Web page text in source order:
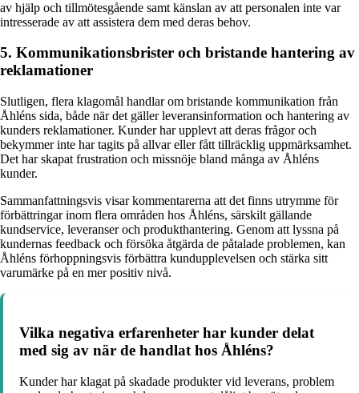
av hjälp och tillmötesgående samt känslan av att personalen inte var
intresserade av att assistera dem med deras behov.
5. Kommunikationsbrister och bristande hantering av
reklamationer
Slutligen, flera klagomål handlar om bristande kommunikation från
Åhléns sida, både när det gäller leveransinformation och hantering av
kunders reklamationer. Kunder har upplevt att deras frågor och
bekymmer inte har tagits på allvar eller fått tillräcklig uppmärksamhet.
Det har skapat frustration och missnöje bland många av Åhléns
kunder.
Sammanfattningsvis visar kommentarerna att det finns utrymme för
förbättringar inom flera områden hos Åhléns, särskilt gällande
kundservice, leveranser och produkthantering. Genom att lyssna på
kundernas feedback och försöka åtgärda de påtalade problemen, kan
Åhléns förhoppningsvis förbättra kundupplevelsen och stärka sitt
varumärke på en mer positiv nivå.
Vilka negativa erfarenheter har kunder delat
med sig av när de handlat hos Åhléns?
Kunder har klagat på skadade produkter vid leverans, problem